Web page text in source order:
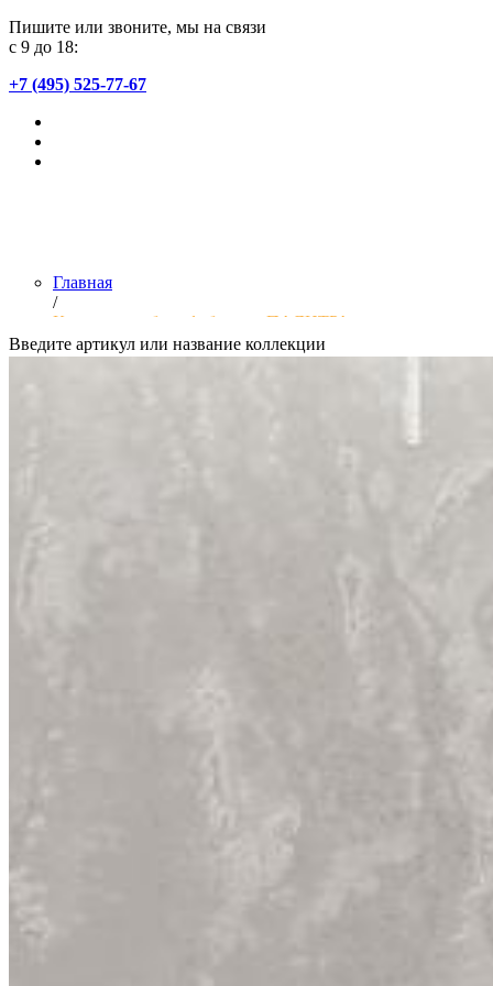
Пишите или звоните, мы на связи
с 9 до 18:
+7 (495) 525-77-67
Главная
/
Коллекции обоев фабрики «ПАЛИТРА»
Введите артикул или название коллекции